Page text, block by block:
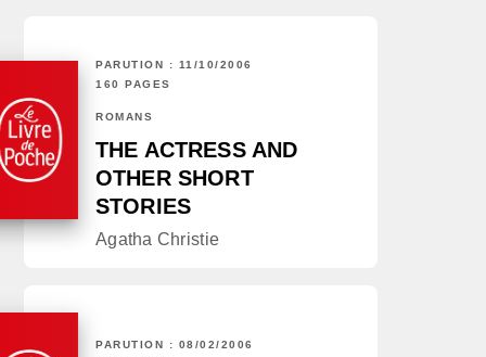
PARUTION : 11/10/2006
160 PAGES
ROMANS
THE ACTRESS AND
OTHER SHORT
STORIES
Agatha Christie
PARUTION : 08/02/2006